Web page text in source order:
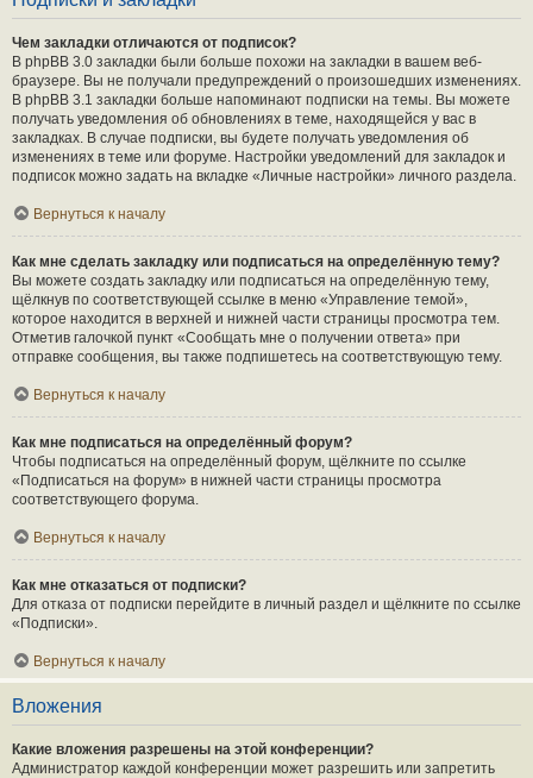
Чем закладки отличаются от подписок?
В phpBB 3.0 закладки были больше похожи на закладки в вашем веб-
браузере. Вы не получали предупреждений о произошедших изменениях.
В phpBB 3.1 закладки больше напоминают подписки на темы. Вы можете
получать уведомления об обновлениях в теме, находящейся у вас в
закладках. В случае подписки, вы будете получать уведомления об
изменениях в теме или форуме. Настройки уведомлений для закладок и
подписок можно задать на вкладке «Личные настройки» личного раздела.
Вернуться к началу
Как мне сделать закладку или подписаться на определённую тему?
Вы можете создать закладку или подписаться на определённую тему,
щёлкнув по соответствующей ссылке в меню «Управление темой»,
которое находится в верхней и нижней части страницы просмотра тем.
Отметив галочкой пункт «Сообщать мне о получении ответа» при
отправке сообщения, вы также подпишетесь на соответствующую тему.
Вернуться к началу
Как мне подписаться на определённый форум?
Чтобы подписаться на определённый форум, щёлкните по ссылке
«Подписаться на форум» в нижней части страницы просмотра
соответствующего форума.
Вернуться к началу
Как мне отказаться от подписки?
Для отказа от подписки перейдите в личный раздел и щёлкните по ссылке
«Подписки».
Вернуться к началу
Вложения
Какие вложения разрешены на этой конференции?
Администратор каждой конференции может разрешить или запретить